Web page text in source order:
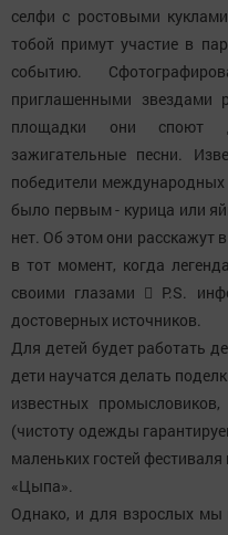
селфи с ростовыми
тобой примут участие в
событию.
приглашенными звездами
площадки они споют
зажигательные песни.
победители международных
было первым - курица или
нет. Об этом они расскажут
в тот момент, когда
своими глазами  P.S.
достоверных источников.
Для детей будет работать
дети научатся делать
известных
(чистоту одежды
маленьких гостей
«Цыпа».
Однако, и для взрослых мы